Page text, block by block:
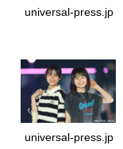
universal-press.jp
universal-press.jp